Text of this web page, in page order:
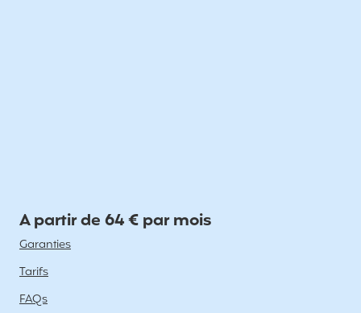
A partir de 64 € par mois
Garanties
Tarifs
FAQs